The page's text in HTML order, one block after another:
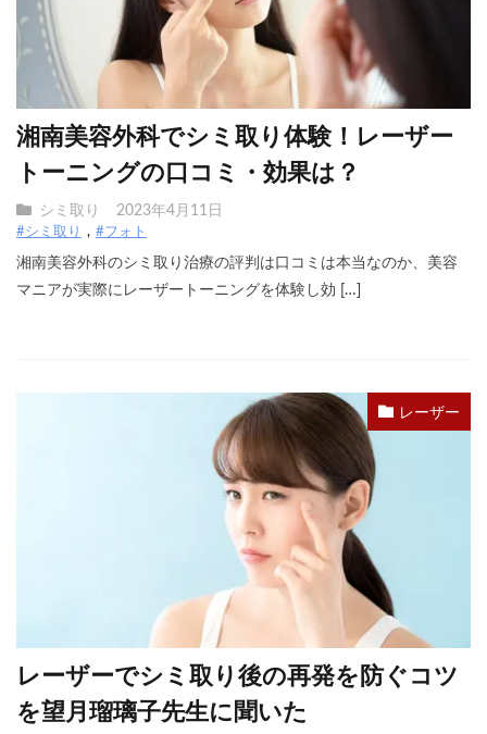
湘南美容外科でシミ取り体験！レーザー
トーニングの口コミ・効果は？
シミ取り 2023年4月11日
#シミ取り #フォト
湘南美容外科のシミ取り治療の評判は口コミは本当なのか、美容
マニアが実際にレーザートーニングを体験し効 […]
レーザー
レーザーでシミ取り後の再発を防ぐコツ
を望月瑠璃子先生に聞いた